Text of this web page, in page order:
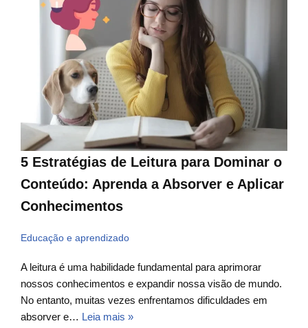
5 Estratégias de Leitura para Dominar o
Conteúdo: Aprenda a Absorver e Aplicar
Conhecimentos
Educação e aprendizado
A leitura é uma habilidade fundamental para aprimorar
nossos conhecimentos e expandir nossa visão de mundo.
No entanto, muitas vezes enfrentamos dificuldades em
absorver e… Leia mais »